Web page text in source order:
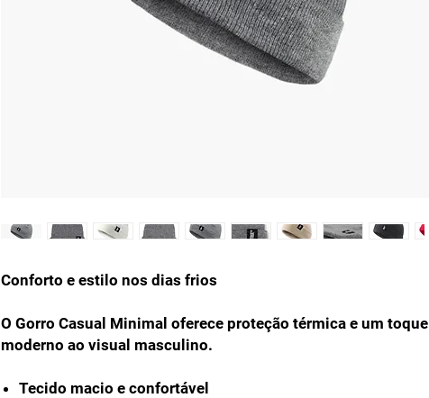
Conforto e estilo nos dias frios
O Gorro Casual Minimal oferece proteção térmica e um toque
moderno ao visual masculino.
Tecido macio e confortável